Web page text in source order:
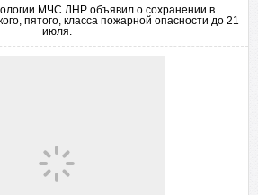
МЧС ЛНР объявил о сохранении в
пятого, класса пожарной опасности до 21
июля.